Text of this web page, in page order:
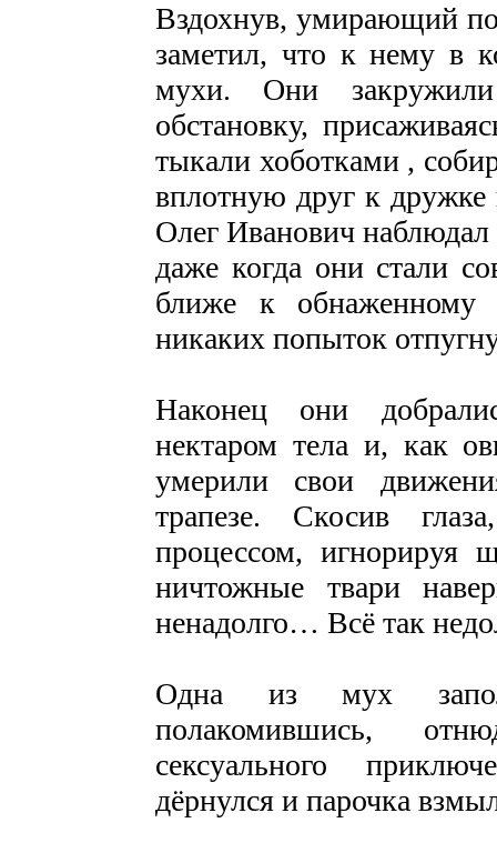
Вздохнув, умирающий
заметил, что к нему в
мухи. Они
обстановку,
тыкали хоботками ,
вплотную друг к
Олег Иванович
даже когда они стали
ближе к обнаженному
никаких попыток
Наконец они
нектаром тела и, как
умерили свои
трапезе. Скосив
процессом, игнорируя
ничтожные твари
ненадолго… Всё так
Одна из мух
полакомившись,
сексуального
дёрнулся и парочка